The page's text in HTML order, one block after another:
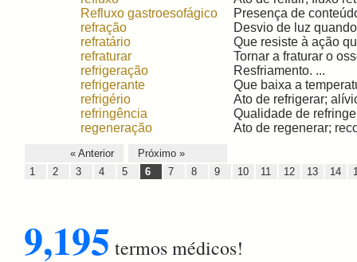
Refluxo gastroesofágico
Presença de
refração
Desvio de luz
refratário
Que resiste à ação
refraturar
Tornar a fraturar o
refrigeração
Resfriamento. ...
refrigerante
Que baixa a
refrigério
Ato de refrigerar;
refringência
Qualidade de
regeneração
Ato de regenerar;
« Anterior
Próximo »
1
2 3 4 5 6 7 8 9 10 11 12 13 14
9,195 termos médicos!